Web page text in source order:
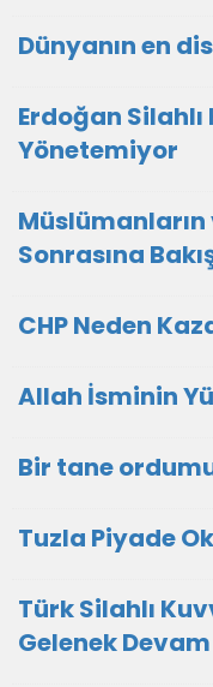
Dünyanın en
Erdoğan
Yönetemiyor
Sonrasına
CHP Neden
Allah İsminin
Bir tane
Tuzla Piyade
Türk Silahlı
Gelenek